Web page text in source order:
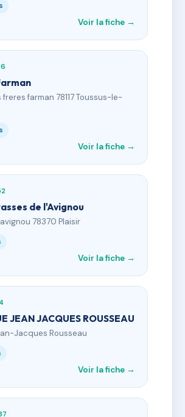
Voir la fiche →
freres farman 78117 Toussus-le-
Voir la fiche →
de l'Avignou
78370 Plaisir
Voir la fiche →
JEAN JACQUES ROUSSEAU
Jacques Rousseau
Voir la fiche →